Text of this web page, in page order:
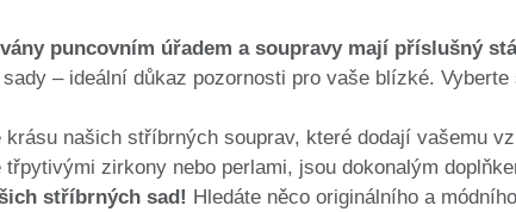
puncovním úřadem a soupravy mají příslušný
– ideální důkaz pozornosti pro vaše blízké.
krásu našich stříbrných souprav, které dodají vašemu
zirkony nebo perlami, jsou dokonalým
stříbrných sad! Hledáte něco originálního a